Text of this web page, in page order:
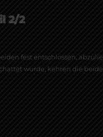
2/2
fest entschlossen,
wurde, kehren die